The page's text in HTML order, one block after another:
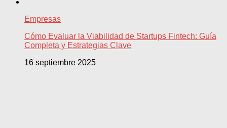
Empresas
Cómo Evaluar la Viabilidad de Startups Fintech: Guía
Completa y Estrategias Clave
16 septiembre 2025